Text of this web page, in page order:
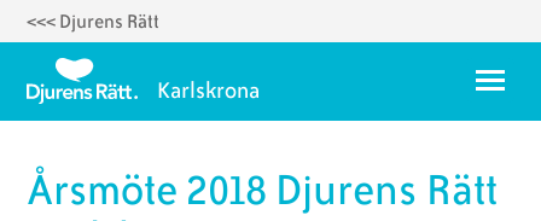
Hoppa
huvudinnehåll
<<< Djurens Rätt
Karlskrona Meny
Styrelse 2025
Årsmöte 2018 Djurens Rätt